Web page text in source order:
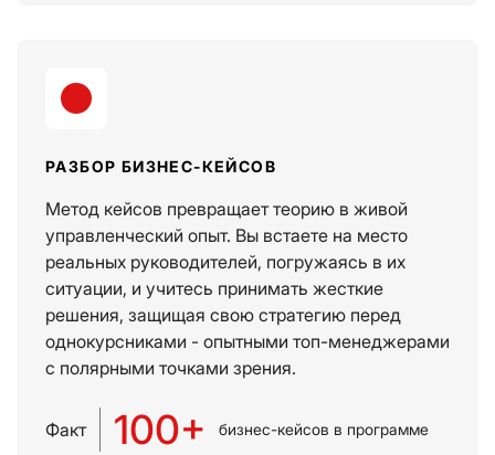
РАЗБОР БИЗНЕС-КЕЙСОВ
Метод кейсов превращает теорию в живой
управленческий опыт. Вы встаете на место
реальных руководителей, погружаясь в их
ситуации, и учитесь принимать жесткие
решения, защищая свою стратегию перед
однокурсниками - опытными топ-менеджерами
с полярными точками зрения.
Факт 100+ бизнес-кейсов в программе